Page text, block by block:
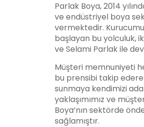
Parlak Boya, 2014
ve endüstriyel boya
vermektedir.
başlayan bu yolculuk,
ve Selami Parlak ile
Müşteri memnuniyeti
bu prensibi takip
sunmaya kendimizi
yaklaşımımız ve
Boya’nın sektörde
sağlamıştır.